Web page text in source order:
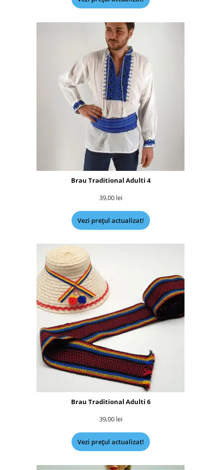
Brau Traditional Adulti 4
39,00 lei
Vezi prețul actualizat!
Brau Traditional Adulti 6
39,00 lei
Vezi prețul actualizat!